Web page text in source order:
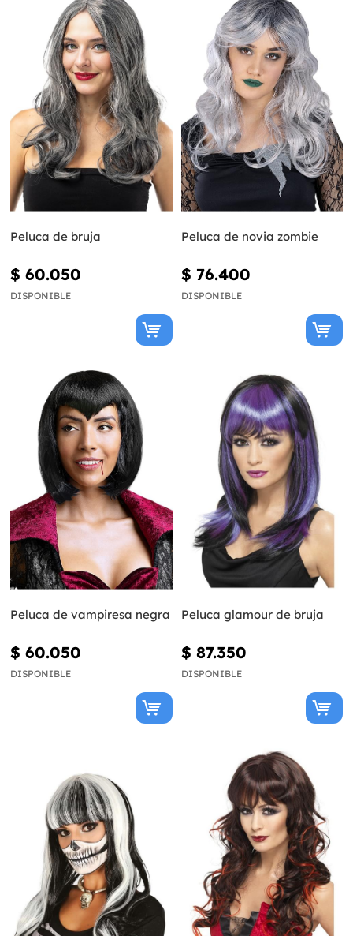
Peluca de bruja
$ 60.050
DISPONIBLE
Peluca de novia zombie
$ 76.400
DISPONIBLE
Peluca de vampiresa negra
$ 60.050
DISPONIBLE
Peluca glamour de bruja
$ 87.350
DISPONIBLE